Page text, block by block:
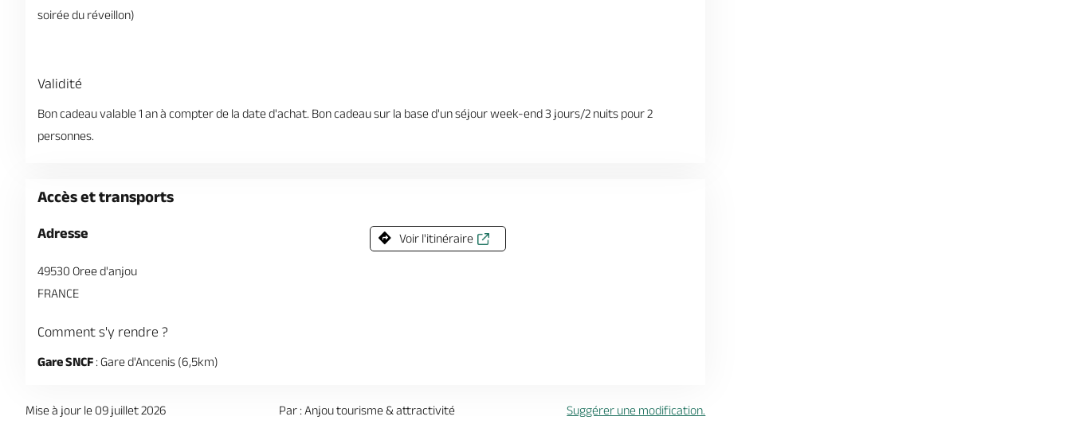
soirée du réveillon)
Validité
Bon cadeau valable 1 an à compter de la date d'achat. Bon cadeau sur la base d'un séjour week-end 3 jours/2 nuits pour 2
personnes.
Accès et transports
Adresse
49530 Oree d'anjou
FRANCE
Voir l'itinéraire
Comment s'y rendre ?
Gare SNCF : Gare d'Ancenis (6,5km)
Mise à jour le 09 juillet 2026 Par : Anjou tourisme & attractivité Suggérer une modification.